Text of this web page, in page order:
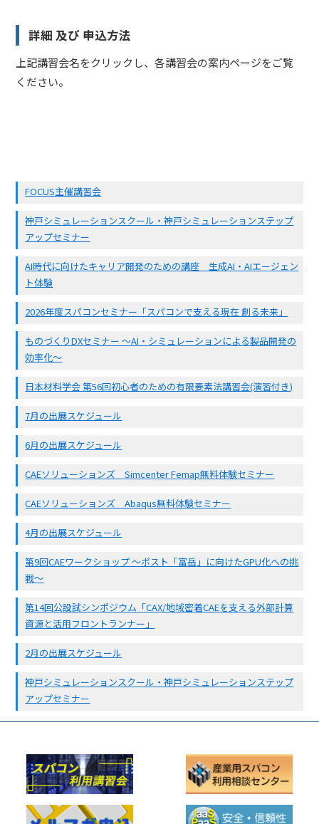
詳細 及び 申込方法
上記講習会名をクリックし、各講習会の案内ページをご覧
ください。
FOCUS主催講習会
神戸シミュレーションスクール・神戸シミュレーションステップ
アップセミナー
AI時代に向けたキャリア開発のための講座 生成AI・AIエージェン
ト体験
2026年度スパコンセミナー「スパコンで支える現在 創る未来」
ものづくりDXセミナー ～AI・シミュレーションによる製品開発の
効率化～
日本材料学会 第56回初心者のための有限要素法講習会(演習付き)
7月の出展スケジュール
6月の出展スケジュール
CAEソリューションズ Simcenter Femap無料体験セミナー
CAEソリューションズ Abaqus無料体験セミナー
4月の出展スケジュール
第9回CAEワークショップ 〜ポスト「富岳」に向けたGPU化への挑
戦〜
第14回公設試シンポジウム「CAX/地域密着CAEを支える外部計算
資源と活用フロントランナー」
2月の出展スケジュール
神戸シミュレーションスクール・神戸シミュレーションステップ
アップセミナー